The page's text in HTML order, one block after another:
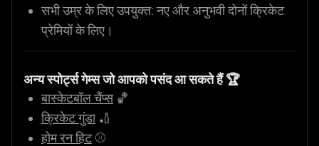
सभी उम्र के लिए उपयुक्त: नए और अनुभवी दोनों क्रिकेट
प्रेमियों के लिए।
अन्य स्पोर्ट्स गेम्स जो आपको पसंद आ सकते हैं 🏆
बास्केटबॉल चैंप्स🏀
क्रिकेट गुंडा🏏
होम रन हिट⚾